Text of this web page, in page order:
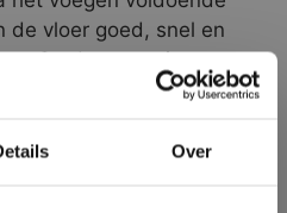
Over
de vloer goed, snel en
Op deze manier
mooi egaal op en
maakt
cookies.